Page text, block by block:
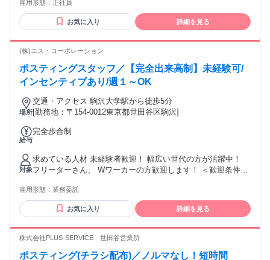
は業績連動：昨年度実績基本給2ヶ月分、昇給あり） ・基本
給：270,000円 ＋ 時間外手当 ・月収モデル：310,000円前後
（※時間外労働約22時間の場合） 【勤務時間・休日】 ・勤務
時間：6:00〜18:00の間でシフト制（実働8時間・休憩あり）
・休日：シフト制
されている方歓迎） ▼ こんな方にピッタリです！ ・安全運
転を心がけ、責任感を持って配送業務に取り組める方 ・丁寧
な仕事ができ、教えられたルールや工程をきっちり守れる方
んで取り組める方 ・チームで協力して働くことが好きな方
く働きたい」というビジョンに共感していただける方をお待
ちしています！
雇用形態： 正社員
お気に入り 詳細を見る
(株)エス・コーポレーション
ポスティングスタッフ／【完全出来高制】未経験可/
インセンティブあり/週１～OK
場所
交通・アクセス 駒沢大学駅から徒歩5分
[勤務地：〒154-0012東京都世田谷区駒沢]
給与
完全歩合制
対象
求めている人材 未経験者歓迎！ 幅広い世代の方が活躍中！
フリーターさん、 Wワーカーの方歓迎します！ ＜歓迎条件＞
る方 ・住んでいる地域で活躍したい方 ・頑張った分だけ稼ぎ
たい方
雇用形態： 業務委託
お気に入り 詳細を見る
株式会社PLUS-SERVICE 世田谷営業所
ポスティング(チラシ配布)／ノルマなし！短時間